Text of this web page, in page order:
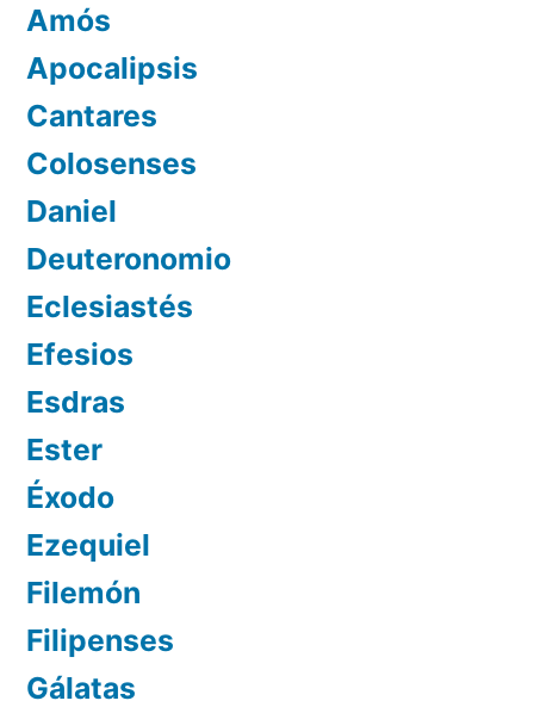
Amós
Apocalipsis
Cantares
Colosenses
Daniel
Deuteronomio
Eclesiastés
Efesios
Esdras
Ester
Éxodo
Ezequiel
Filemón
Filipenses
Gálatas